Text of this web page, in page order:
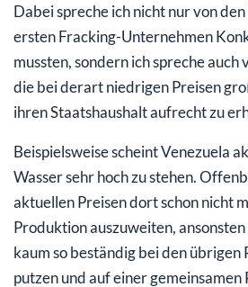
Dabei spreche ich nicht nur von
ersten Fracking-Unternehmen
mussten, sondern ich spreche auch
die bei derart niedrigen Preisen
ihren Staatshaushalt aufrecht zu
Beispielsweise scheint Venezuela
Wasser sehr hoch zu stehen.
aktuellen Preisen dort schon nicht
Produktion auszuweiten,
kaum so beständig bei den
putzen und auf einer